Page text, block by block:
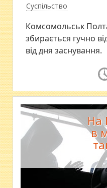
Суспільство
Комсомольськ
збирається гучно
від дня заснування.
На
в